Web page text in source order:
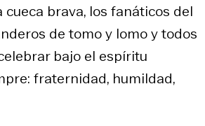
cueca brava, los fanáticos del
de tomo y lomo y todos
bajo el espíritu
fraternidad, humildad,